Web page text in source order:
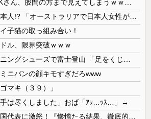
子猫の取っ組み合い！
ル、限界突破ｗｗｗ
ニバンの顔キモすぎだろwww
マキ（３９）」
手は尽くしました」おば「ｱｯ…ｯｽ…」→